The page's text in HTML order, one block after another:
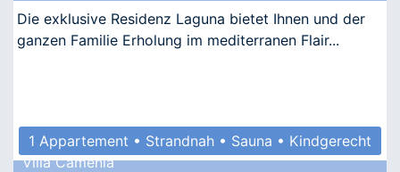
Die exklusive Residenz Laguna bietet Ihnen und der
ganzen Familie Erholung im mediterranen Flair...
1 Appartement • Strandnah • Sauna • Kindgerecht
Villa Camenia